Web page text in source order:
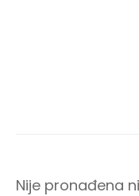
Nije pronađena